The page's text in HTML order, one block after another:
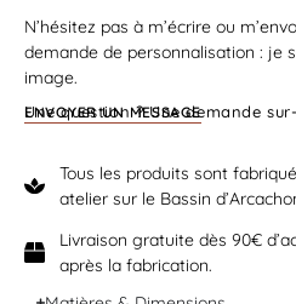
N’hésitez pas à m’écrire ou
demande de personnalisation : je
image.
Une question ? Une demande
ENVOYER UN MESSAGE
Tous les produits sont
atelier sur le Bassin
Livraison gratuite dès 90€
après la fabrication.